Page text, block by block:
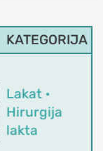
KATEGORIJA
Lakat ·
Hirurgija
lakta